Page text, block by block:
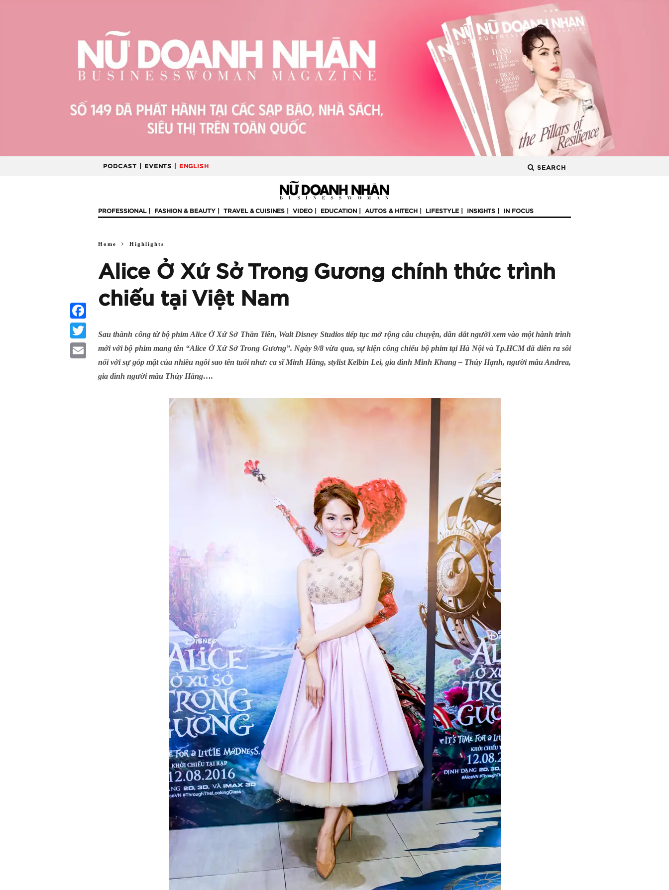
PODCAST | EVENTS | ENGLISH SEARCH
PROFESSIONAL FASHION & BEAUTY TRAVEL & CUISINES VIDEO EDUCATION AUTOS & HITECH LIFESTYLE INSIGHTS IN FOCUS
Home Highlights
Alice Ở Xứ Sở Trong Gương chính thức trình
chiếu tại Việt Nam
Sau thành công từ bộ phim Alice Ở Xứ Sở Thần Tiên, Walt Disney Studios tiếp tục mở rộng câu chuyện, dẫn dắt người xem vào một hành trình
mới với bộ phim mang tên “Alice Ở Xứ Sở Trong Gương”. Ngày 9/8 vừa qua, sự kiện công chiếu bộ phim tại Hà Nội và Tp.HCM đã diễn ra sôi
nổi với sự góp mặt của nhiều ngôi sao tên tuổi như: ca sĩ Minh Hằng, stylist Kelbin Lei, gia đình Minh Khang – Thúy Hạnh, người mẫu Andrea,
gia đình người mẫu Thúy Hằng….
Facebook
Twitter